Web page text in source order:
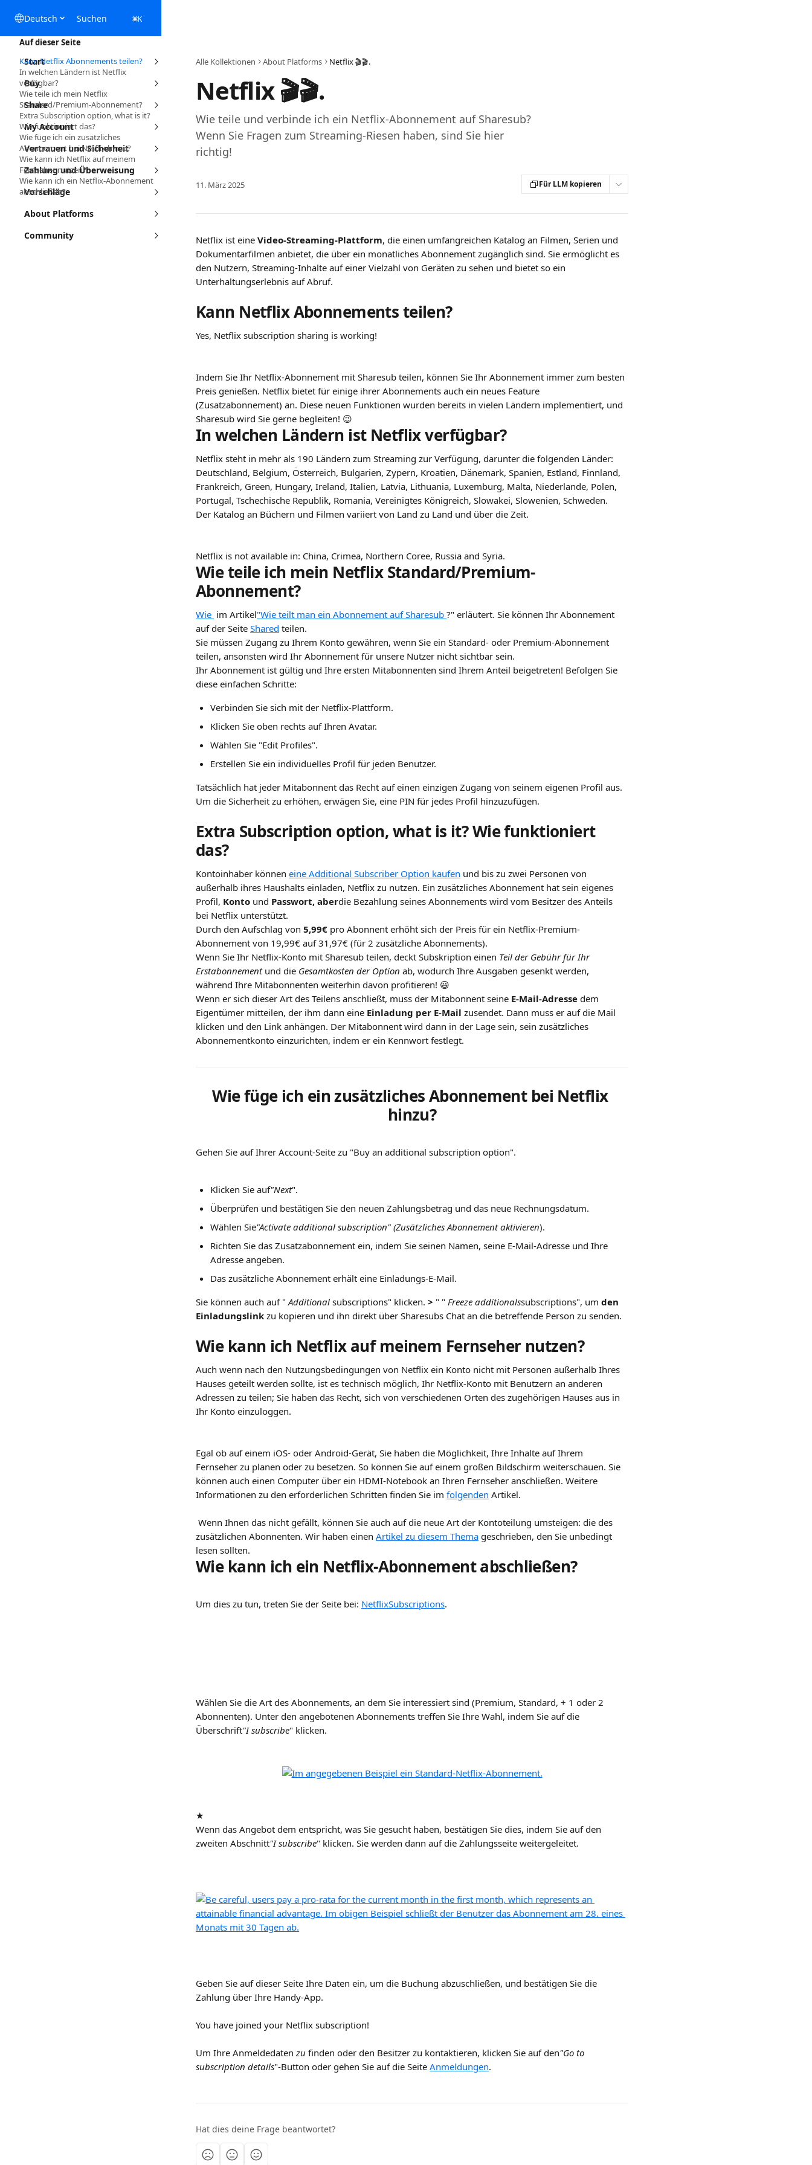
Deutsch Suchen ⌘K
Start
Buy
Share
My Account
Vertrauen und Sicherheit
Zahlung und Überweisung
Vorschläge
About Platforms
Community
Alle Kollektionen About Platforms Netflix 🎬🎬.
Netflix 🎬🎬.
Wie teile und verbinde ich ein Netflix-Abonnement auf Sharesub?
Wenn Sie Fragen zum Streaming-Riesen haben, sind Sie hier
richtig!
11. März 2025 Für LLM kopieren
Netflix ist eine Video-Streaming-Plattform, die einen umfangreichen Katalog an Filmen, Serien und
Dokumentarfilmen anbietet, die über ein monatliches Abonnement zugänglich sind. Sie ermöglicht es
den Nutzern, Streaming-Inhalte auf einer Vielzahl von Geräten zu sehen und bietet so ein
Unterhaltungserlebnis auf Abruf.
Kann Netflix Abonnements teilen?
Yes, Netflix subscription sharing is working!
Indem Sie Ihr Netflix-Abonnement mit Sharesub teilen, können Sie Ihr Abonnement immer zum besten
Preis genießen. Netflix bietet für einige ihrer Abonnements auch ein neues Feature
(Zusatzabonnement) an. Diese neuen Funktionen wurden bereits in vielen Ländern implementiert, und
Sharesub wird Sie gerne begleiten! 😉
In welchen Ländern ist Netflix verfügbar?
Netflix steht in mehr als 190 Ländern zum Streaming zur Verfügung, darunter die folgenden Länder:
Deutschland, Belgium, Österreich, Bulgarien, Zypern, Kroatien, Dänemark, Spanien, Estland, Finnland,
Frankreich, Green, Hungary, Ireland, Italien, Latvia, Lithuania, Luxemburg, Malta, Niederlande, Polen,
Portugal, Tschechische Republik, Romania, Vereinigtes Königreich, Slowakei, Slowenien, Schweden.
Der Katalog an Büchern und Filmen variiert von Land zu Land und über die Zeit.
Netflix is not available in: China, Crimea, Northern Coree, Russia and Syria.
Wie teile ich mein Netflix Standard/Premium-
Abonnement?
Wie im Artikel"Wie teilt man ein Abonnement auf Sharesub ?" erläutert. Sie können Ihr Abonnement
auf der Seite Shared teilen.
Sie müssen Zugang zu Ihrem Konto gewähren, wenn Sie ein Standard- oder Premium-Abonnement
teilen, ansonsten wird Ihr Abonnement für unsere Nutzer nicht sichtbar sein.
Ihr Abonnement ist gültig und Ihre ersten Mitabonnenten sind Ihrem Anteil beigetreten! Befolgen Sie
diese einfachen Schritte:
Verbinden Sie sich mit der Netflix-Plattform.
Klicken Sie oben rechts auf Ihren Avatar.
Wählen Sie "Edit Profiles".
Erstellen Sie ein individuelles Profil für jeden Benutzer.
Tatsächlich hat jeder Mitabonnent das Recht auf einen einzigen Zugang von seinem eigenen Profil aus.
Um die Sicherheit zu erhöhen, erwägen Sie, eine PIN für jedes Profil hinzuzufügen.
Extra Subscription option, what is it? Wie funktioniert
das?
Kontoinhaber können eine Additional Subscriber Option kaufen und bis zu zwei Personen von
außerhalb ihres Haushalts einladen, Netflix zu nutzen. Ein zusätzliches Abonnement hat sein eigenes
Profil, Konto und Passwort, aberdie Bezahlung seines Abonnements wird vom Besitzer des Anteils
bei Netflix unterstützt.
Durch den Aufschlag von 5,99€ pro Abonnent erhöht sich der Preis für ein Netflix-Premium-
Abonnement von 19,99€ auf 31,97€ (für 2 zusätzliche Abonnements).
Wenn Sie Ihr Netflix-Konto mit Sharesub teilen, deckt Subskription einen Teil der Gebühr für Ihr
Erstabonnement und die Gesamtkosten der Option ab, wodurch Ihre Ausgaben gesenkt werden,
während Ihre Mitabonnenten weiterhin davon profitieren! 😃
Wenn er sich dieser Art des Teilens anschließt, muss der Mitabonnent seine E-Mail-Adresse dem
Eigentümer mitteilen, der ihm dann eine Einladung per E-Mail zusendet. Dann muss er auf die Mail
klicken und den Link anhängen. Der Mitabonnent wird dann in der Lage sein, sein zusätzliches
Abonnementkonto einzurichten, indem er ein Kennwort festlegt.
Wie füge ich ein zusätzliches Abonnement bei Netflix
hinzu?
Gehen Sie auf Ihrer Account-Seite zu "Buy an additional subscription option".
Klicken Sie auf"Next".
Überprüfen und bestätigen Sie den neuen Zahlungsbetrag und das neue Rechnungsdatum.
Wählen Sie"Activate additional subscription" (Zusätzliches Abonnement aktivieren).
Richten Sie das Zusatzabonnement ein, indem Sie seinen Namen, seine E-Mail-Adresse und Ihre
Adresse angeben.
Das zusätzliche Abonnement erhält eine Einladungs-E-Mail.
Sie können auch auf " Additional subscriptions" klicken. > " " Freeze additionalssubscriptions", um den
Einladungslink zu kopieren und ihn direkt über Sharesubs Chat an die betreffende Person zu senden.
Wie kann ich Netflix auf meinem Fernseher nutzen?
Auch wenn nach den Nutzungsbedingungen von Netflix ein Konto nicht mit Personen außerhalb Ihres
Hauses geteilt werden sollte, ist es technisch möglich, Ihr Netflix-Konto mit Benutzern an anderen
Adressen zu teilen; Sie haben das Recht, sich von verschiedenen Orten des zugehörigen Hauses aus in
Ihr Konto einzuloggen.
Egal ob auf einem iOS- oder Android-Gerät, Sie haben die Möglichkeit, Ihre Inhalte auf Ihrem
Fernseher zu planen oder zu besetzen. So können Sie auf einem großen Bildschirm weiterschauen. Sie
können auch einen Computer über ein HDMI-Notebook an Ihren Fernseher anschließen. Weitere
Informationen zu den erforderlichen Schritten finden Sie im folgenden Artikel.
zusätzlichen Abonnenten. Wir haben einen Artikel zu diesem Thema geschrieben, den Sie unbedingt
lesen sollten.
Wie kann ich ein Netflix-Abonnement abschließen?
Um dies zu tun, treten Sie der Seite bei: NetflixSubscriptions.
Wählen Sie die Art des Abonnements, an dem Sie interessiert sind (Premium, Standard, + 1 oder 2
Abonnenten). Unter den angebotenen Abonnements treffen Sie Ihre Wahl, indem Sie auf die
Überschrift"I subscribe" klicken.
★
Wenn das Angebot dem entspricht, was Sie gesucht haben, bestätigen Sie dies, indem Sie auf den
zweiten Abschnitt"I subscribe" klicken. Sie werden dann auf die Zahlungsseite weitergeleitet.
Geben Sie auf dieser Seite Ihre Daten ein, um die Buchung abzuschließen, und bestätigen Sie die
Zahlung über Ihre Handy-App.
You have joined your Netflix subscription!
Um Ihre Anmeldedaten zu finden oder den Besitzer zu kontaktieren, klicken Sie auf den"Go to
subscription details"-Button oder gehen Sie auf die Seite Anmeldungen.
Hat dies deine Frage beantwortet?
Auf dieser Seite
Kann Netflix Abonnements teilen?
In welchen Ländern ist Netflix
verfügbar?
Wie teile ich mein Netflix
Standard/Premium-Abonnement?
Extra Subscription option, what is it?
Wie funktioniert das?
Wie füge ich ein zusätzliches
Abonnement bei Netflix hinzu?
Wie kann ich Netflix auf meinem
Fernseher nutzen?
Wie kann ich ein Netflix-Abonnement
abschließen?